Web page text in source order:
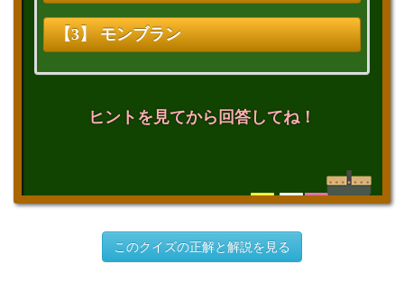
【3】 モンブラン
ヒントを見てから回答してね！
このクイズの正解と解説を見る